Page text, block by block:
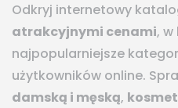
Odkryj internetowy
atrakcyjnymi cenami, w
najpopularniejsze
użytkowników online.
damską i męską,